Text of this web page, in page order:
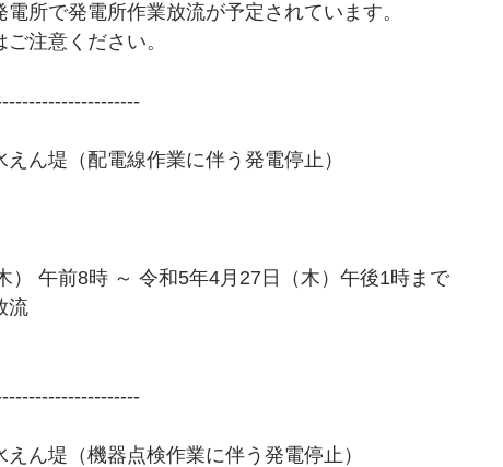
所で発電所作業放流が予定されています。
ご注意ください。
ん堤（配電線作業に伴う発電停止）
） 午前8時 ～ 令和5年4月27日（木）午後1時まで
流
ん堤（機器点検作業に伴う発電停止）